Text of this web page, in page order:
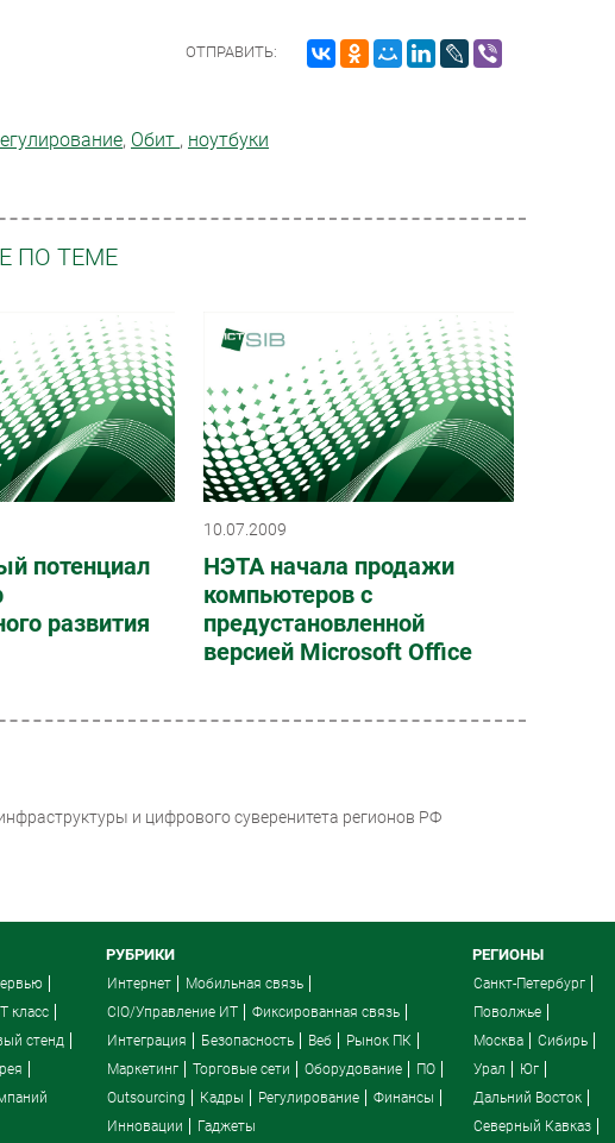
ОТПРАВИТЬ:
, Обит , ноутбуки
ПО ТЕМЕ
потенциал
развития
10.07.2009
НЭТА начала продажи
компьютеров с
предустановленной
версией Microsoft Office
и цифрового суверенитета регионов РФ
IT класс
стенд
РУБРИКИ
Интернет
Мобильная связь
CIO/Управление ИТ
Фиксированная связь
Интеграция
Безопасность Веб
Рынок ПК
Маркетинг
Торговые сети Оборудование
ПО
Outsourcing
Кадры Регулирование
Финансы
Инновации
Гаджеты
РЕГИОНЫ
Санкт-Петербург
Поволжье
Москва
Сибирь
Урал
Юг
Дальний Восток
Северный Кавказ